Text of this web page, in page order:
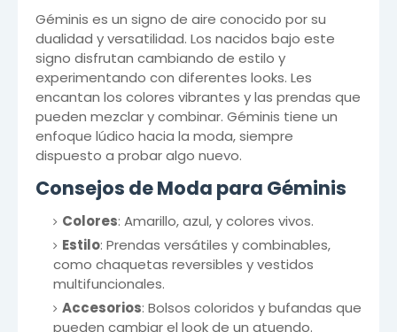
Géminis es un signo de aire conocido por su
dualidad y versatilidad. Los nacidos bajo este
signo disfrutan cambiando de estilo y
experimentando con diferentes looks. Les
encantan los colores vibrantes y las prendas que
pueden mezclar y combinar. Géminis tiene un
enfoque lúdico hacia la moda, siempre
dispuesto a probar algo nuevo.
Consejos de Moda para Géminis
Colores: Amarillo, azul, y colores vivos.
Estilo: Prendas versátiles y combinables,
como chaquetas reversibles y vestidos
multifuncionales.
Accesorios: Bolsos coloridos y bufandas que
pueden cambiar el look de un atuendo.